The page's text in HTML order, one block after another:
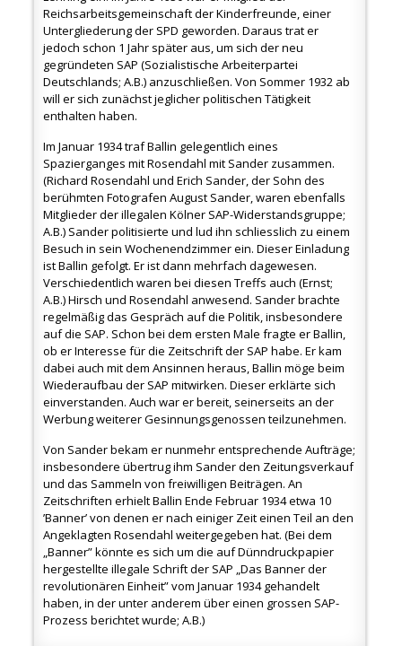
Reichsarbeitsgemeinschaft der Kinderfreunde, einer
Untergliederung der SPD geworden. Daraus trat er
jedoch schon 1 Jahr später aus, um sich der neu
gegründeten SAP (Sozialistische Arbeiterpartei
Deutschlands; A.B.) anzuschließen. Von Sommer 1932 ab
will er sich zunächst jeglicher politischen Tätigkeit
enthalten haben.
Im Januar 1934 traf Ballin gelegentlich eines
Spazierganges mit Rosendahl mit Sander zusammen.
(Richard Rosendahl und Erich Sander, der Sohn des
berühmten Fotografen August Sander, waren ebenfalls
Mitglieder der illegalen Kölner SAP-Widerstandsgruppe;
A.B.) Sander politisierte und lud ihn schliesslich zu einem
Besuch in sein Wochenendzimmer ein. Dieser Einladung
ist Ballin gefolgt. Er ist dann mehrfach dagewesen.
Verschiedentlich waren bei diesen Treffs auch (Ernst;
A.B.) Hirsch und Rosendahl anwesend. Sander brachte
regelmäßig das Gespräch auf die Politik, insbesondere
auf die SAP. Schon bei dem ersten Male fragte er Ballin,
ob er Interesse für die Zeitschrift der SAP habe. Er kam
dabei auch mit dem Ansinnen heraus, Ballin möge beim
Wiederaufbau der SAP mitwirken. Dieser erklärte sich
einverstanden. Auch war er bereit, seinerseits an der
Werbung weiterer Gesinnungsgenossen teilzunehmen.
Von Sander bekam er nunmehr entsprechende Aufträge;
insbesondere übertrug ihm Sander den Zeitungsverkauf
und das Sammeln von freiwilligen Beiträgen. An
Zeitschriften erhielt Ballin Ende Februar 1934 etwa 10
’Banner’ von denen er nach einiger Zeit einen Teil an den
Angeklagten Rosendahl weitergegeben hat. (Bei dem
„Banner” könnte es sich um die auf Dünndruckpapier
hergestellte illegale Schrift der SAP „Das Banner der
revolutionären Einheit” vom Januar 1934 gehandelt
haben, in der unter anderem über einen grossen SAP-
Prozess berichtet wurde; A.B.)